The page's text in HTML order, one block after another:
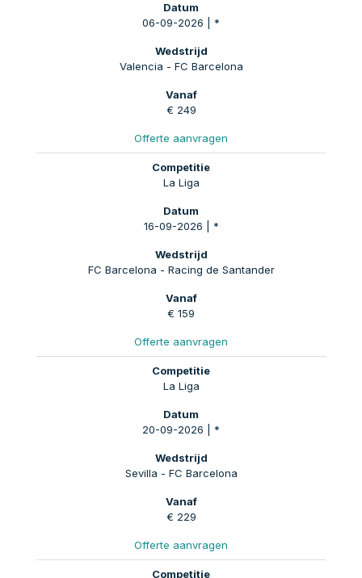
06-09-2026 | *
Valencia - FC Barcelona
€ 249
Offerte aanvragen
La Liga
16-09-2026 | *
FC Barcelona - Racing de Santander
€ 159
Offerte aanvragen
La Liga
20-09-2026 | *
Sevilla - FC Barcelona
€ 229
Offerte aanvragen